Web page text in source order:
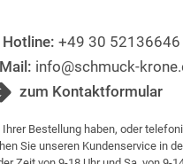
Hotline: +49 30 52136646
info@schmuck-
zum Kontaktformular
Ihrer Bestellung haben, oder
Sie unseren Kundenservice in